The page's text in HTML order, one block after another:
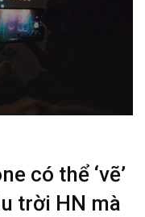
có thể ‘vẽ’
trời HN mà